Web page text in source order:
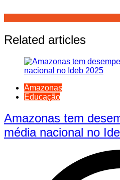
Related articles
Amazonas
Educação
Amazonas tem
média nacional no